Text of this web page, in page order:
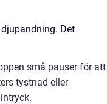
Det
små pauser för att
tystnad eller